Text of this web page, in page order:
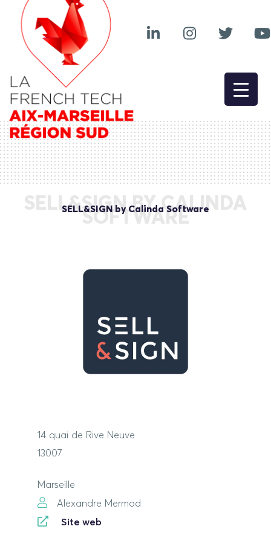
SELL&SIGN BY CALINDA
SOFTWARE
SELL&SIGN by Calinda Software
14 quai de Rive Neuve
13007
Marseille
Alexandre Mermod
Site web